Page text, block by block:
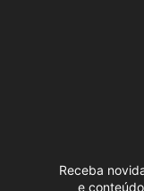
Receba
e